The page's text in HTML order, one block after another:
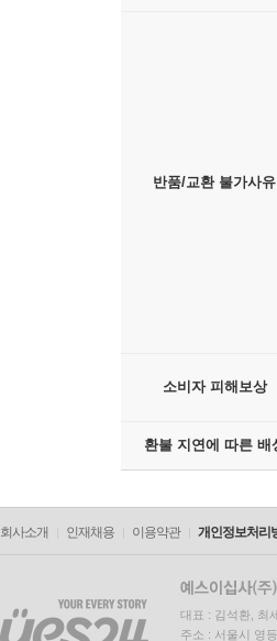
반품/교환 불가사유
소비자 피해보상
환불 지연에 따른 배
회사소개 인재채용 이용약관 개인정보처리
대표 : 김석환, 최
주소 : 서울시 영